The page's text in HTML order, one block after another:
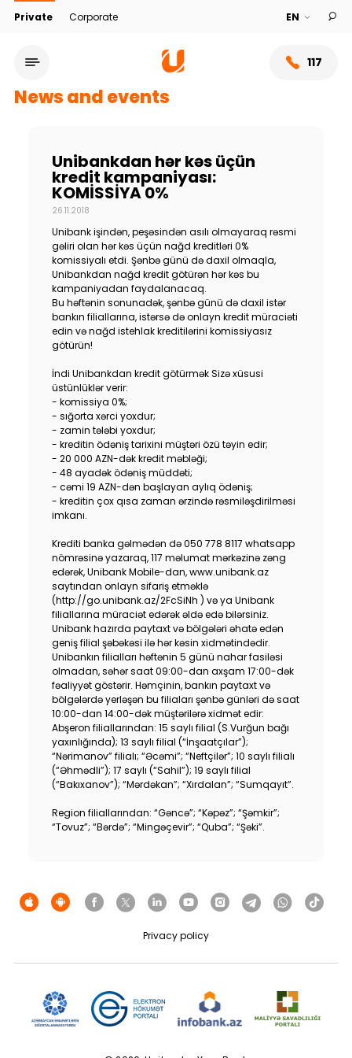
Private Corporate
117
Service network
About bank
Sustainability
Tariffs
Human Resources
F.A.Q
News and events
Unibankdan hər kəs üçün
kredit kampaniyası:
KOMİSSİYA 0%
26.11.2018
Unibank işindən, peşəsindən asılı olmayaraq rəsmi
gəliri olan hər kəs üçün nağd kreditləri 0%
komissiyalı etdi. Şənbə günü də daxil olmaqla,
Unibankdan nağd kredit götürən hər kəs bu
kampaniyadan faydalanacaq.
Bu həftənin sonunadək, şənbə günü də daxil istər
bankın filiallarına, istərsə də onlayn kredit müraciəti
edin və nağd istehlak kreditilərini komissiyasız
götürün!
İndi Unibankdan kredit götürmək Sizə xüsusi
üstünlüklər verir:
- komissiya 0%;
- sığorta xərci yoxdur;
- zamin tələbi yoxdur;
- kreditin ödəniş tarixini müştəri özü təyin edir;
- 20 000 AZN-dək kredit məbləği;
- 48 ayadək ödəniş müddəti;
- cəmi 19 AZN-dən başlayan aylıq ödəniş;
- kreditin çox qısa zaman ərzində rəsmiləşdirilməsi
imkanı.
Krediti banka gəlmədən də 050 778 8117 whatsapp
nömrəsinə yazaraq, 117 məlumat mərkəzinə zəng
edərək, Unibank Mobile-dan, www.unibank.az
saytından onlayn sifariş etməklə
(http://go.unibank.az/2FcSiNh ) və ya Unibank
filiallarına müraciət edərək əldə edə bilərsiniz.
Unibank hazırda paytaxt və bölgələri əhatə edən
geniş filial şəbəkəsi ilə hər kəsin xidmətindədir.
Unibankın filialları həftənin 5 günü nahar fasiləsi
olmadan, səhər saat 09:00-dan axşam 17:00-dək
fəaliyyət göstərir. Həmçinin, bankın paytaxt və
bölgələrdə yerləşən bu filiaları şənbə günləri də saat
10:00-dan 14:00-dək müştərilərə xidmət edir:
Abşeron filiallarından: 15 saylı filial (S.Vurğun bağı
yaxınlığında); 13 saylı filial (“İnşaatçılar”);
“Nərimanov” filialı; “Əcəmi”; “Neftçilər”; 10 saylı filialı
(“Əhmədli”); 17 saylı (“Sahil”); 19 saylı filial
(“Bakıxanov”); “Mərdəkan”; “Xırdalan”; “Sumqayıt”.
Region filiallarından: “Gəncə”; “Kəpəz”; “Şəmkir”;
“Tovuz”; “Bərdə”; “Mingəçevir”; “Quba”; “Şəki”.
Privacy policy